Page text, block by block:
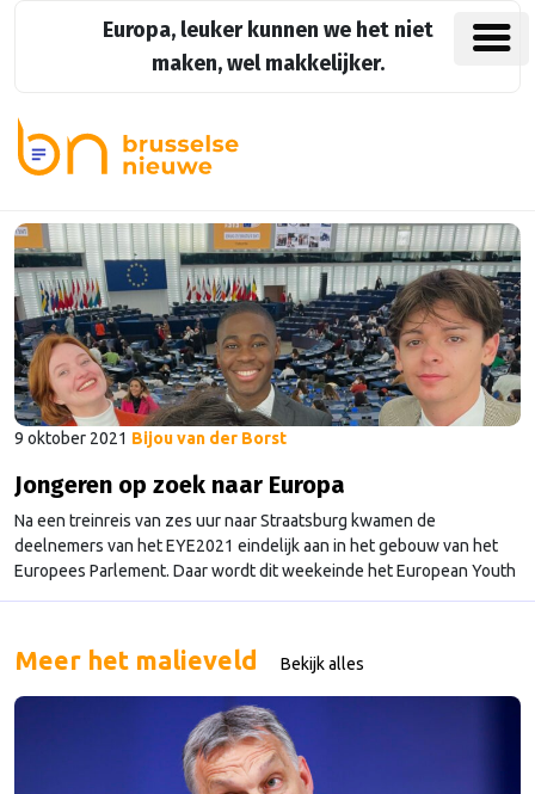
Europa, leuker kunnen we het niet
maken, wel makkelijker.
9 oktober 2021 Bijou van der Borst
Jongeren op zoek naar Europa
Na een treinreis van zes uur naar Straatsburg kwamen de
deelnemers van het EYE2021 eindelijk aan in het gebouw van het
Europees Parlement. Daar wordt dit weekeinde het European Youth
Event gehouden, een bijeenkomst om jongeren kennis te laten
vinden in de lange … Continued
Meer het malieveld Bekijk alles